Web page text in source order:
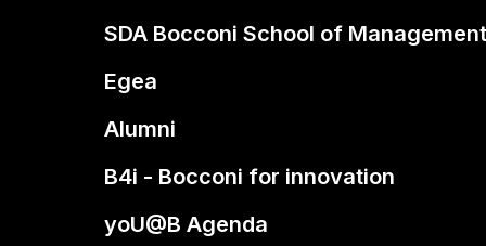
SDA Bocconi School of Management
Egea
Alumni
B4i - Bocconi for innovation
yoU@B Agenda